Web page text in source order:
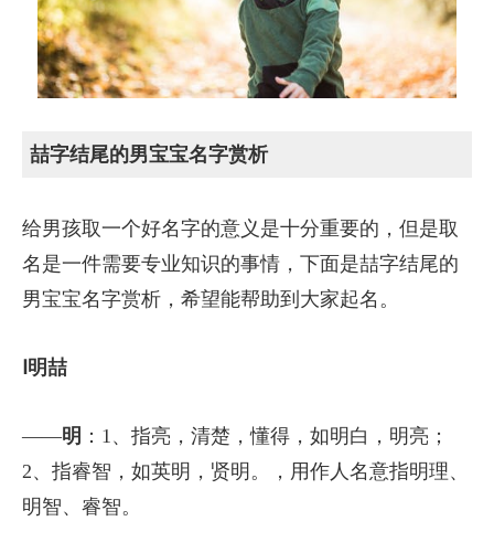
喆字结尾的男宝宝名字赏析
给男孩取一个好名字的意义是十分重要的，但是取
名是一件需要专业知识的事情，下面是喆字结尾的
男宝宝名字赏析，希望能帮助到大家起名。
Ⅰ明喆
——明 ：1、指亮，清楚，懂得，如明白，明亮；
2、指睿智，如英明，贤明。，用作人名意指明理、
明智、睿智。